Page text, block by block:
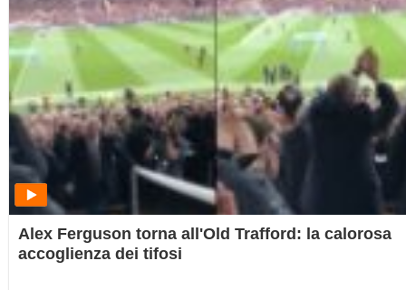
Alex Ferguson torna all'Old Trafford: la calorosa
accoglienza dei tifosi